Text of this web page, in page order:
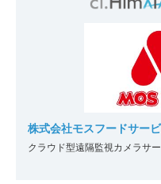
株式会社モスフードサー
クラウド型遠隔監視カメラサ